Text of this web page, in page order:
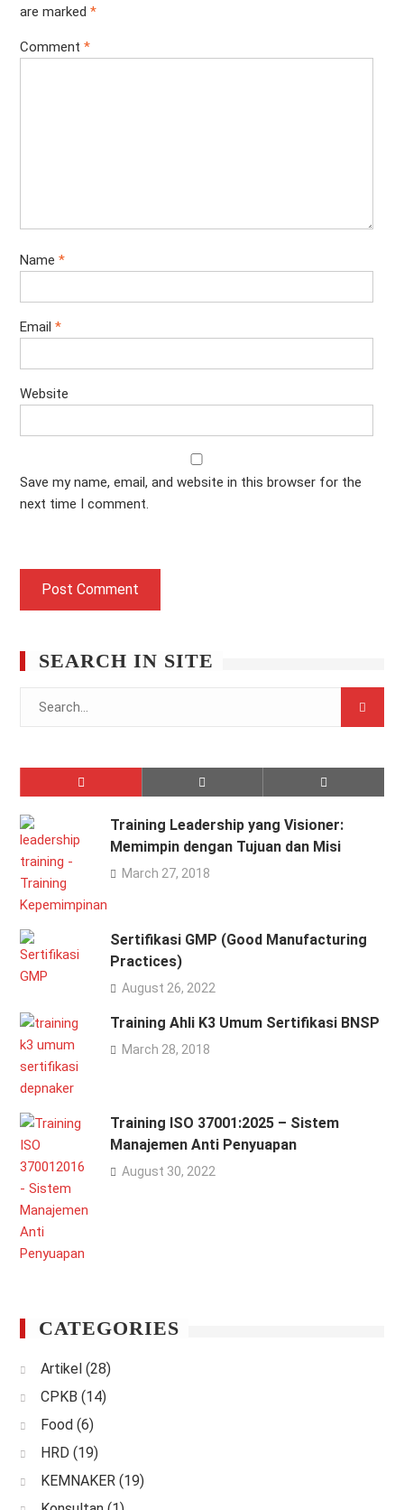
are marked *
Comment *
Name *
Email *
Website
Save my name, email, and website in this browser for the
next time I comment.
SEARCH IN SITE
Training Leadership yang Visioner:
Memimpin dengan Tujuan dan Misi
March 27, 2018
Sertifikasi GMP (Good Manufacturing
Practices)
August 26, 2022
Training Ahli K3 Umum Sertifikasi BNSP
March 28, 2018
Training ISO 37001:2025 – Sistem
Manajemen Anti Penyuapan
August 30, 2022
CATEGORIES
Artikel (28)
CPKB (14)
Food (6)
HRD (19)
KEMNAKER(19)